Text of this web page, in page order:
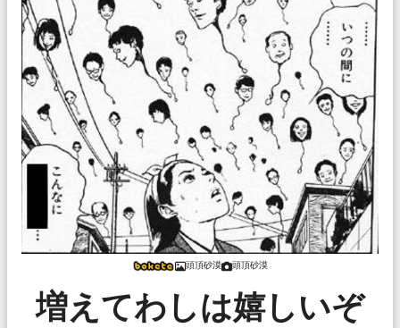
頭頂砂漠 頭頂砂漠
増えてわしは嬉しいぞ